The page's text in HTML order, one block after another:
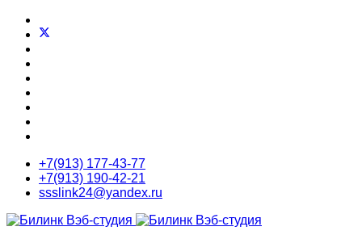
+7(913) 177-43-77
+7(913) 190-42-21
ssslink24@yandex.ru